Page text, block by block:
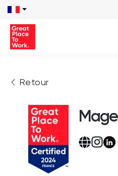
Retour